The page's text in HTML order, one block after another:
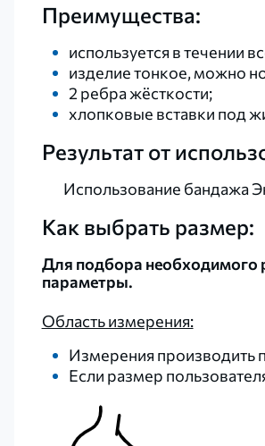
Преимущества:
используется в течении
изделие тонкое, можно
2 ребра жёсткости;
хлопковые вставки под
Результат от
Использование бандажа
Как выбрать размер:
Для подбора необходимого
параметры.
Область измерения:
Измерения производить
Если размер